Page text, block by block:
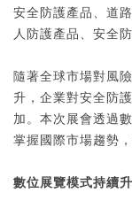
安全防護產品、道
人防護產品、安全
隨著全球市場對風
升，企業對安全防
加。本次展會透過
掌握國際市場趨勢
數位展覽模式持續